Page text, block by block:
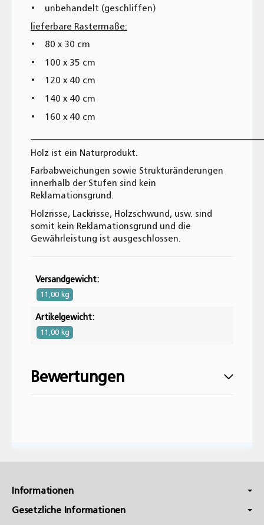
• unbehandelt (geschliffen)
lieferbare Rastermaße:
• 80 x 30 cm
• 100 x 35 cm
• 120 x 40 cm
• 140 x 40 cm
• 160 x 40 cm
Holz ist ein Naturprodukt.
Farbabweichungen sowie Strukturänderungen
innerhalb der Stufen sind kein
Reklamationsgrund.
Holzrisse, Lackrisse, Holzschwund, usw. sind
somit kein Reklamationsgrund und die
Gewährleistung ist ausgeschlossen.
Versandgewicht:
11,00 kg
Artikelgewicht:
11,00 kg
Bewertungen
Informationen
Gesetzliche Informationen